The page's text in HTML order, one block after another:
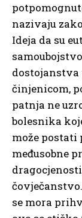
nazivaju
Ideja da su
dostojanstva
činjenicom,
patnja ne
bolesnika
može postati
međusobne
se mora